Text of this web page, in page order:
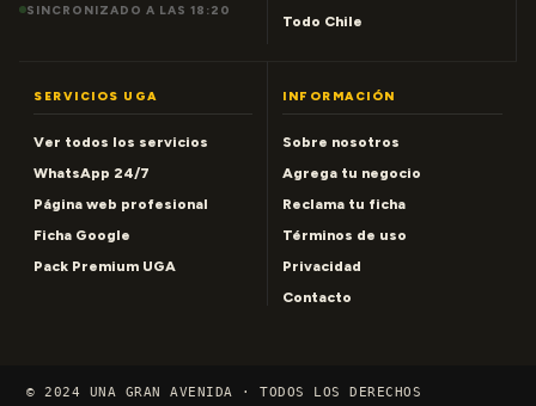
SINCRONIZADO A LAS 18:20
Todo Chile
SERVICIOS UGA
Ver todos los servicios
WhatsApp 24/7
Página web profesional
Ficha Google
Pack Premium UGA
INFORMACIÓN
Sobre nosotros
Agrega tu negocio
Reclama tu ficha
Términos de uso
Privacidad
Contacto
© 2024 UNA GRAN AVENIDA · TODOS LOS DERECHOS